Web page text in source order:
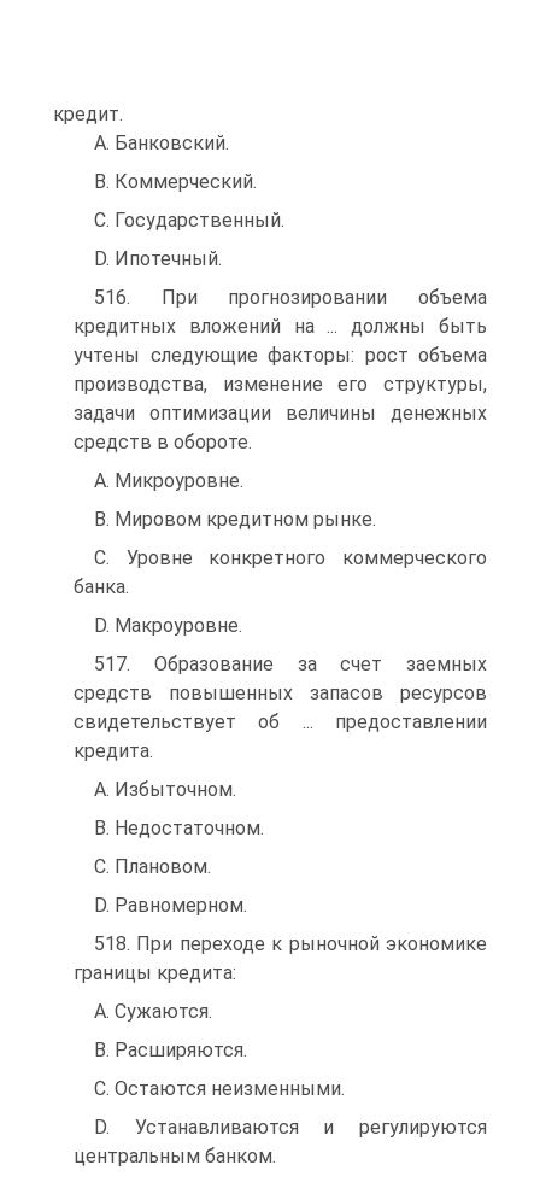
кредит.
A. Банковский.
B. Коммерческий.
C. Государственный.
D. Ипотечный.
516. При прогнозировании объема
кредитных вложений на ... должны быть
учтены следующие факторы: рост объема
производства, изменение его структуры,
задачи оптимизации величины денежных
средств в обороте.
A. Микроуровне.
B. Мировом кредитном рынке.
C. Уровне конкретного коммерческого
банка.
D. Макроуровне.
517. Образование за счет заемных
средств повышенных запасов ресурсов
свидетельствует об ... предоставлении
кредита.
A. Избыточном.
B. Недостаточном.
C. Плановом.
D. Равномерном.
518. При переходе к рыночной экономике
границы кредита:
A. Сужаются.
B. Расширяются.
C. Остаются неизменными.
D. Устанавливаются и регулируются
центральным банком.